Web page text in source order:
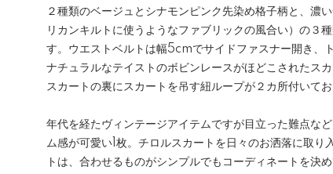
２種類のベージュとシナモンピンク先染め格子柄と、濃
リカンキルトに使うようなファブリックの風合い）の３
す。ウエストベルトは幅5cmでサイドファスナー開き、
ナチュラルなテイストのボビンレースがほどこされたス
スカートの裏にスカートを吊す紐ループが２カ所付いてお
年代を経たヴィンテージアイテムですが目立った難点な
ム感が可愛い1枚。チロルスカートを日々のお洒落に取
トは、合わせるものがシンプルでもコーディネートを決